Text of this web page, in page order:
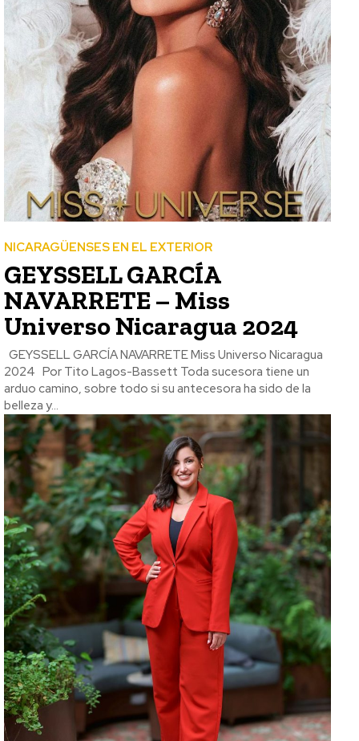
NICARAGÜENSES EN EL EXTERIOR
GEYSSELL GARCÍA
NAVARRETE – Miss
Universo Nicaragua 2024
GEYSSELL GARCÍA NAVARRETE Miss Universo Nicaragua
2024 Por Tito Lagos-Bassett Toda sucesora tiene un
arduo camino, sobre todo si su antecesora ha sido de la
belleza y...